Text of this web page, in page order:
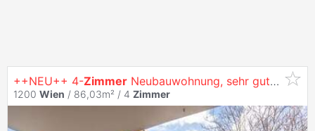
++NEU++ 4-Zimmer Neubauwohnung, sehr guter
1200 Wien / 86,03m² / 4 Zimmer